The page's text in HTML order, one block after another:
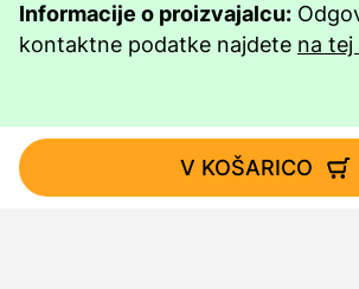
Informacije o proizvajalcu:
kontaktne podatke najdete na tej
V KOŠARICO